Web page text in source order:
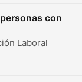
con
Laboral